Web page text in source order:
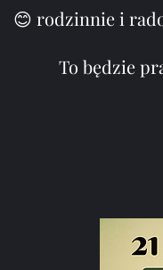
😊 rodzinnie i
To będzie